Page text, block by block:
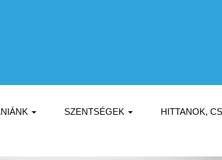
SZENTSÉGEK HITTANOK,